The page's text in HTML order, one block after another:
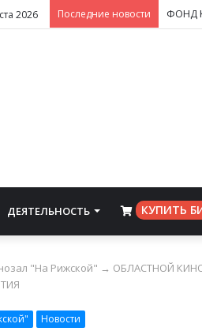
2026 Последние новости
ДЕЯТЕЛЬНОСТЬ ⠀КУПИТЬ
"На Рижской" → ОБЛАСТНОЙ
Новости